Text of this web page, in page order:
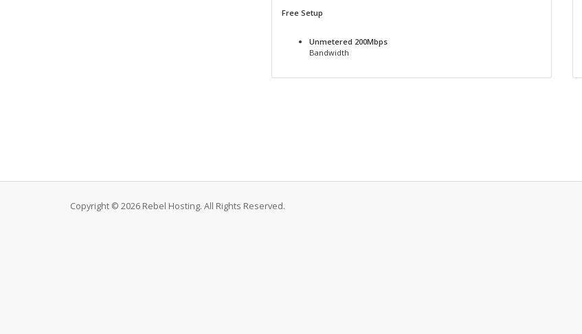
Free Setup
Unmetered 200Mbps
Bandwidth
Copyright © 2026 Rebel Hosting. All Rights Reserved.